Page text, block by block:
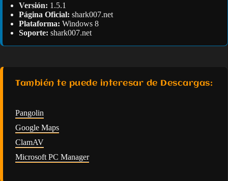
Versión: 1.5.1
Página Oficial: shark007.net
Plataforma: Windows 8
Soporte: shark007.net
También te puede interesar de Descargas:
Pangolin
Google Maps
ClamAV
Microsoft PC Manager